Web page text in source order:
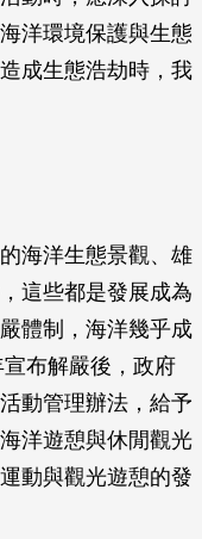
洋環境保護與生態
成生態浩劫時，我
海洋生態景觀、雄
這些都是發展成為
體制，海洋幾乎成
布解嚴後，政府
動管理辦法，給予
洋遊憩與休閒觀光
動與觀光遊憩的發